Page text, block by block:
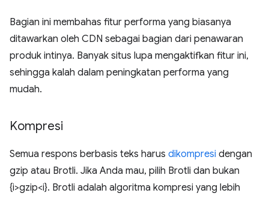
Bagian ini membahas fitur performa yang biasanya
ditawarkan oleh CDN sebagai bagian dari penawaran
produk intinya. Banyak situs lupa mengaktifkan fitur ini,
sehingga kalah dalam peningkatan performa yang
mudah.
Kompresi
Semua respons berbasis teks harus dikompresi dengan
gzip atau Brotli. Jika Anda mau, pilih Brotli dan bukan
{i>gzip<i}. Brotli adalah algoritma kompresi yang lebih